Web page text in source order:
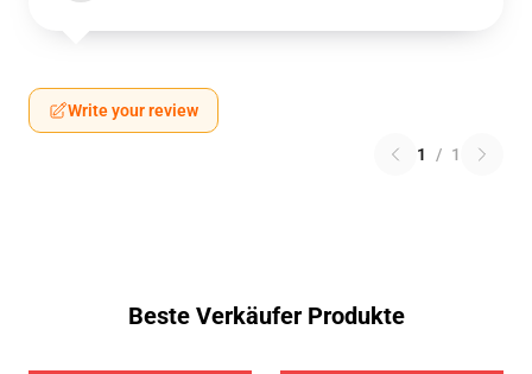
Write your review
1 / 1
Beste Verkäufer Produkte